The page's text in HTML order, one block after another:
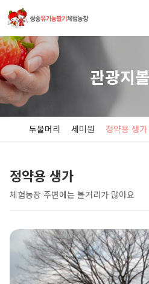
관광지
두물머리 세미원 정약용 생가
정약용 생가
체험농장 주변에는 볼거리가 많아요